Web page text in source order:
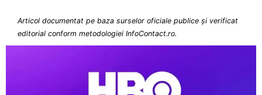
Articol documentat pe baza surselor oficiale publice și verificat
editorial conform metodologiei InfoContact.ro.